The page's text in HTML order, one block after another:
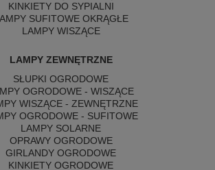
KINKIETY DO SYPIALNI
SUFITOWE OKRĄGŁE
LAMPY WISZĄCE
LAMPY ZEWNĘTRZNE
SŁUPKI OGRODOWE
OGRODOWE - WISZĄCE
WISZĄCE - ZEWNĘTRZNE
OGRODOWE - SUFITOWE
LAMPY SOLARNE
OPRAWY OGRODOWE
GIRLANDY OGRODOWE
KINKIETY OGRODOWE